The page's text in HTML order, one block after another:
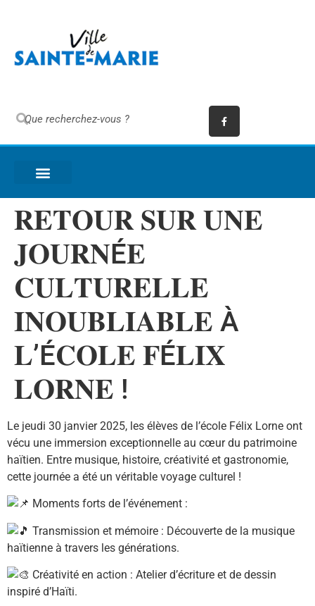
𝐑𝐄𝐓𝐎𝐔𝐑 𝐒𝐔𝐑 𝐔𝐍𝐄
𝐉𝐎𝐔𝐑𝐍É𝐄
𝐂𝐔𝐋𝐓𝐔𝐑𝐄𝐋𝐋𝐄
𝐈𝐍𝐎𝐔𝐁𝐋𝐈𝐀𝐁𝐋𝐄 À
𝐋’É𝐂𝐎𝐋𝐄 𝐅É𝐋𝐈𝐗
𝐋𝐎𝐑𝐍𝐄 !
Le jeudi 30 janvier 2025, les élèves de l’école Félix Lorne ont
vécu une immersion exceptionnelle au cœur du patrimoine
haïtien. Entre musique, histoire, créativité et gastronomie,
cette journée a été un véritable voyage culturel !
Moments forts de l’événement :
Transmission et mémoire : Découverte de la musique
haïtienne à travers les générations.
Créativité en action : Atelier d’écriture et de dessin
inspiré d’Haïti.